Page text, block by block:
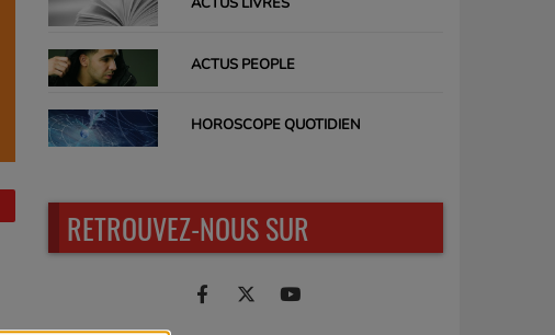
ACTUS PEOPLE
HOROSCOPE QUOTIDIEN
RETROUVEZ-NOUS SUR